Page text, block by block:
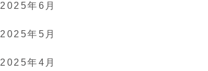
2025年6月
2025年5月
2025年4月